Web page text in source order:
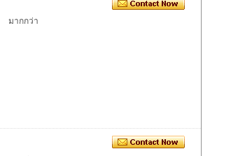
มากกว่า